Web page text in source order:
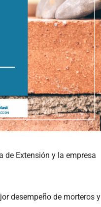
de Extensión y la empresa
desempeño de morteros y